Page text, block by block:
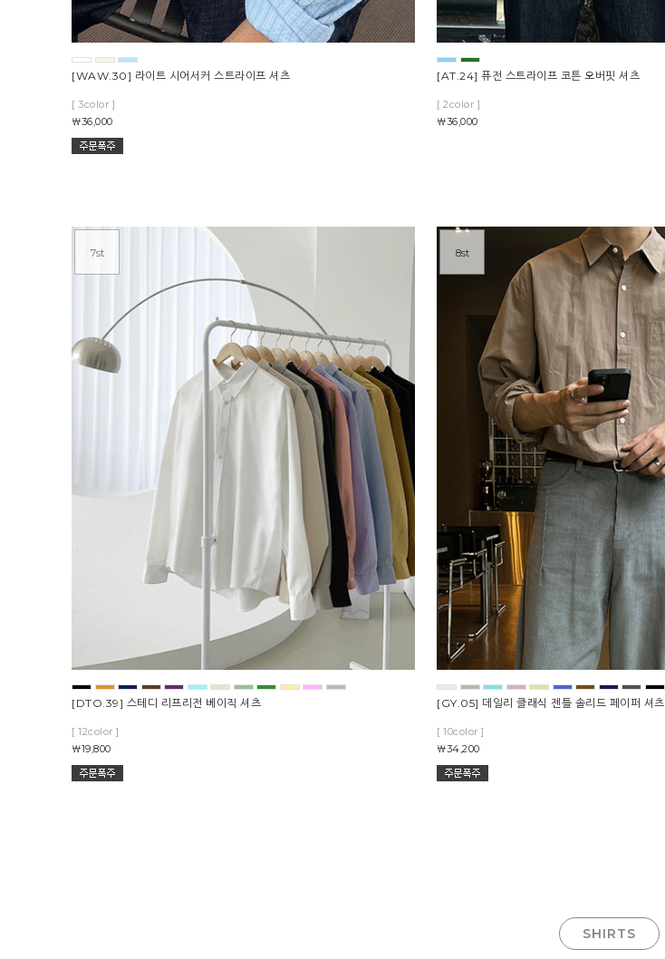
[WAW.30] 라이트 시어서커 스트라이프 셔츠
[ 3color ]
￦36,000
[AT.24] 퓨전 스트라이프 코튼 오버핏 셔츠
[ 2color ]
￦36,000
7st
[DTO.39] 스테디 리프리전 베이직 셔츠
[ 12color ]
￦19,800
8st
[GY.05] 데일리 클래식 젠틀 솔리드 페이퍼 셔츠
[ 10color ]
￦34,200
SHIRTS